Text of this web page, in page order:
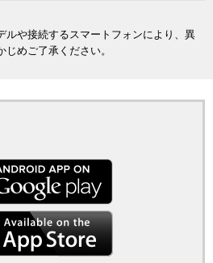
や接続するスマートフォンにより、異
めご了承ください。